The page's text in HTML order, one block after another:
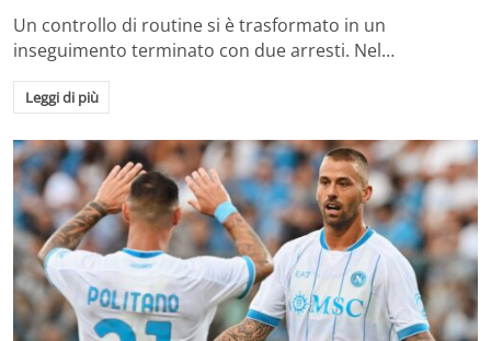
Un controllo di routine si è trasformato in un
inseguimento terminato con due arresti. Nel…
Leggi di più